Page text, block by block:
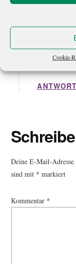
Cookie-
bei amazon
Deine E-Mail-
sind mit * markiert
Kommentar *